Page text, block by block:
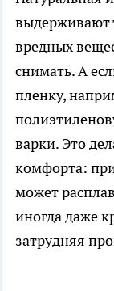
выдерживают
вредных
снимать. А
пленку,
варки. Это
комфорта:
может
иногда даже
затрудняя